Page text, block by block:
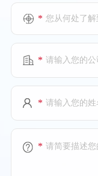
您从何处了解
*
*
*
*